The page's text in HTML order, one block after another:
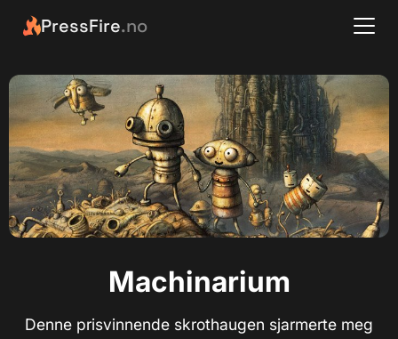
PressFire.no
Machinarium
Denne prisvinnende skrothaugen sjarmerte meg